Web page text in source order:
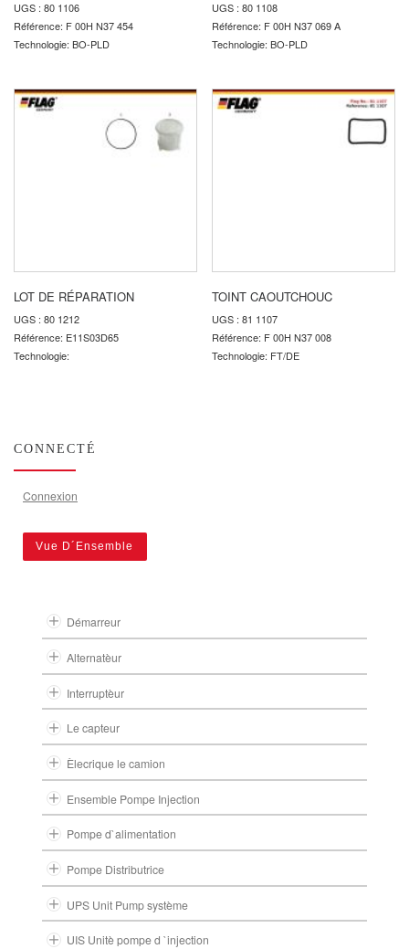
UGS : 80 1106
Référence: F 00H N37 454
Technologie: BO-PLD
UGS : 80 1108
Référence: F 00H N37 069 A
Technologie: BO-PLD
LOT DE RÉPARATION
UGS : 80 1212
Référence: E11S03D65
Technologie:
TOINT CAOUTCHOUC
UGS : 81 1107
Référence: F 00H N37 008
Technologie: FT/DE
CONNECTÉ
Connexion
Vue D´Ensemble
Démarreur
Alternatèur
Interruptèur
Le capteur
Èlecrique le camion
Ensemble Pompe Injection
Pompe d`alimentation
Pompe Distributrice
UPS Unit Pump système
UIS Unitè pompe d `injection